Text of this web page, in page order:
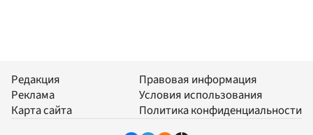
Редакция
Реклама
Карта сайта
Правовая информация
Условия использования
Политика конфиденциальности